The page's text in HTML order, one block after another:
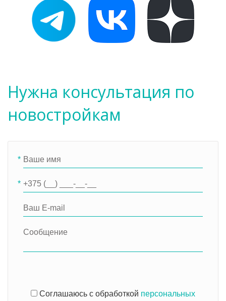
Нужна консультация по
новостройкам
*
*
Соглашаюсь с обработкой персональных